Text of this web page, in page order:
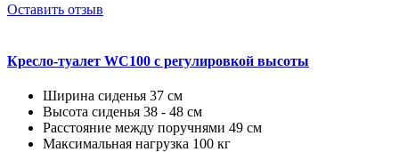
Оставить отзыв
Кресло-туалет WC100 с регулировкой высоты
Ширина сиденья 37 см
Высота сиденья 38 - 48 см
Расстояние между поручнями 49 см
Максимальная нагрузка 100 кг